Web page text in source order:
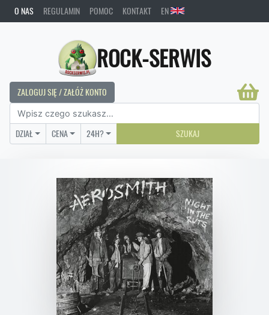
O NAS REGULAMIN POMOC KONTAKT EN
ROCK-SERWIS
ZALOGUJ SIĘ / ZAŁÓŻ KONTO
DZIAŁ CENA 24H? SZUKAJ